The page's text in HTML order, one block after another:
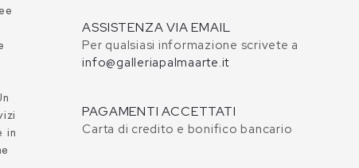
in
ASSISTENZA VIA EMAIL
Per qualsiasi informazione scrivete a
info@galleriapalmaarte.it
PAGAMENTI ACCETTATI
Carta di credito e bonifico bancario